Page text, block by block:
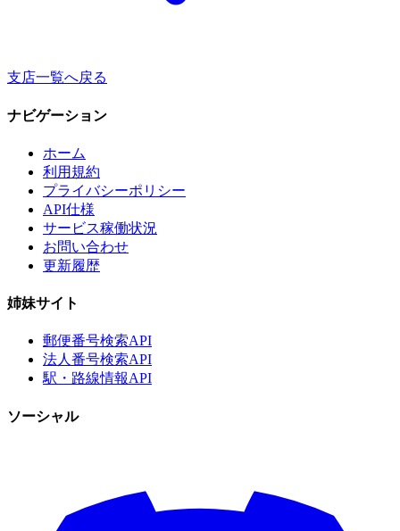
支店一覧へ戻る
ナビゲーション
ホーム
利用規約
プライバシーポリシー
API仕様
サービス稼働状況
お問い合わせ
更新履歴
姉妹サイト
郵便番号検索API
法人番号検索API
駅・路線情報API
ソーシャル